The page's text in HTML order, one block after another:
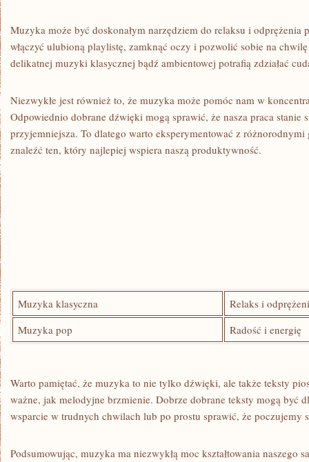
Muzyka może​ być ‍doskonałym narzędziem do relaksu i odprężenia‌
włączyć ulubioną playlistę, ‌zamknąć oczy i pozwolić sobie na​
delikatnej muzyki klasycznej ‍bądź ambientowej ‌potrafią⁣ zdziałać
Niezwykłe⁤ jest‌ również to, że muzyka może pomóc ⁤nam w
Odpowiednio dobrane ⁣dźwięki mogą sprawić, że nasza ⁢praca⁤ stanie
przyjemniejsza. To dlatego warto eksperymentować‌ z
znaleźć ten,⁢ który ​najlepiej​ wspiera naszą produktywność.
Muzyka klasyczna
Relaks i
Muzyka pop
Radość ⁣i ‍energię
Warto pamiętać, że muzyka ‌to nie ⁣tylko dźwięki, ale także teksty
‌ważne, jak melodyjne⁤ brzmienie. ⁣Dobrze dobrane teksty‍ mogą być
wsparcie⁢ w trudnych chwilach lub ⁤po prostu sprawić, że poczujemy
Podsumowując, muzyka ma⁤ niezwykłą ​moc kształtowania naszego